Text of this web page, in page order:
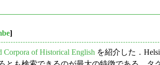
]
Corpora of Historical English を紹介した．